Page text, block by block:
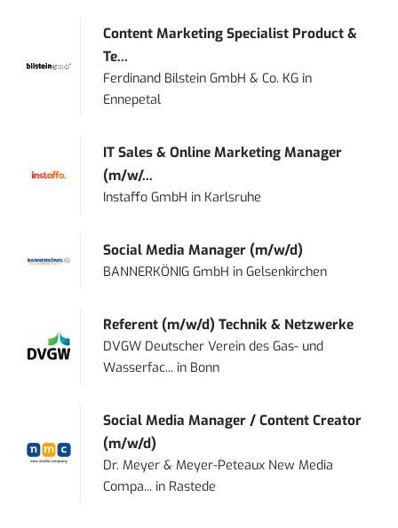
Content Marketing Specialist Product &
Te...
Ferdinand Bilstein GmbH & Co. KG in
Ennepetal
IT Sales & Online Marketing Manager
(m/w/...
Instaffo GmbH in Karlsruhe
Social Media Manager (m/w/d)
BANNERKÖNIG GmbH inGelsenkirchen
Referent (m/w/d) Technik & Netzwerke
DVGW Deutscher Verein des Gas- und
Wasserfac... in Bonn
Social Media Manager / Content Creator
(m/w/d)
Dr. Meyer & Meyer-Peteaux New Media
Compa... in Rastede